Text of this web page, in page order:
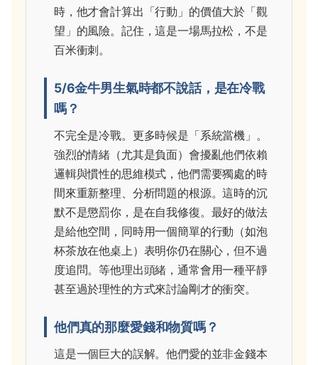
時，他才會計算出「行動」的價值大於「觀
望」的風險。記住，這是一場馬拉松，不是
百米衝刺。
5/6金牛男生氣時都不說話，是在冷戰
嗎？
不完全是冷戰。更多時候是「系統當機」。
強烈的情緒（尤其是負面）會擾亂他們依賴
邏輯與慣性的思維模式，他們需要獨處的時
間來重新整理、分析問題的根源。這時的沉
默不是懲罰你，是在自我修復。最好的做法
是給他空間，同時用一個簡單的行動（如泡
杯茶放在他桌上）表明你仍在關心，但不過
度追問。等他理出頭緒，通常會用一種平靜
甚至過於理性的方式來討論剛才的衝突。
他們真的那麼愛錢和物質嗎？
這是一個巨大的誤解。他們愛的並非金錢本